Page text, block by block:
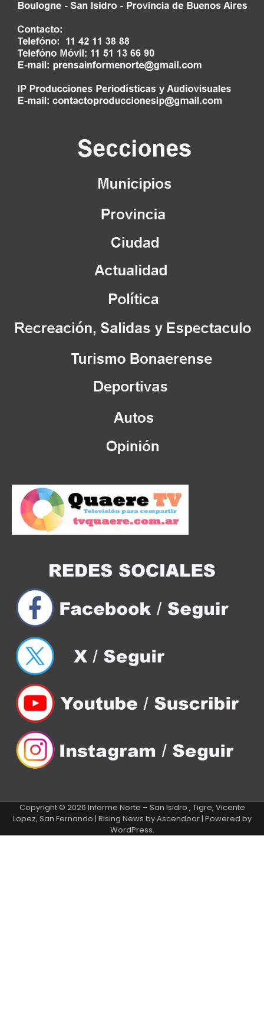
Copyright © 2026 Informe Norte – San Isidro , Tigre, Vicente
Lopez, San Fernando | Rising News byAscendoor| Powered by
WordPress.